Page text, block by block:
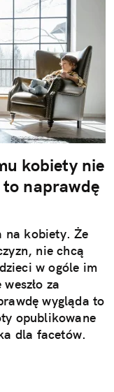
kobiety nie
to naprawdę
na kobiety. Że
nie chcą
w ogóle im
za
wygląda to
opublikowane
dla facetów.